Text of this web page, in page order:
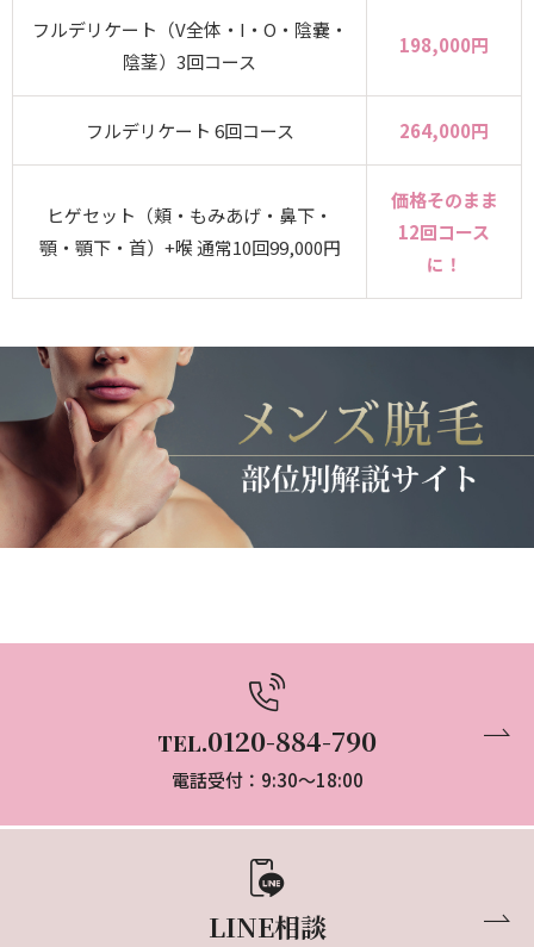
フルデリケート（V全体・I・O・陰嚢・
陰茎）3回コース
198,000円
フルデリケート 6回コース 264,000円
ヒゲセット（頬・もみあげ・鼻下・
顎・顎下・首）+喉 通常10回99,000円
価格そのまま
12回コース
に！
TEL.0120-884-790
電話受付：9:30～18:00
LINE相談